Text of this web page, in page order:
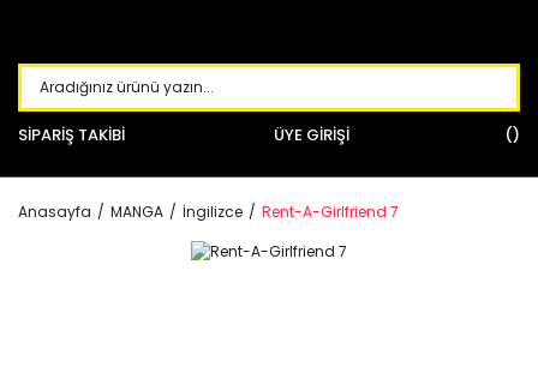
SİPARİŞ TAKİBİ ÜYE GİRİŞİ
Anasayfa MANGA İngilizce Rent-A-Girlfriend 7